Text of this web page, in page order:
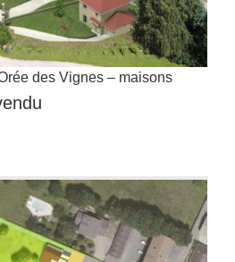
des Vignes – maisons